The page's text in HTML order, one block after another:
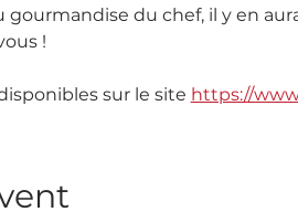
gourmandise du chef, il y en
!
sur le site https://